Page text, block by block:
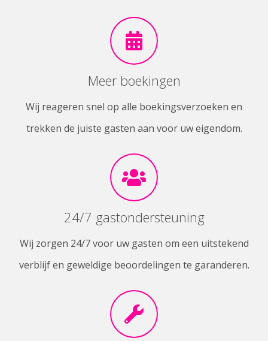
Meer boekingen
Wij reageren snel op alle boekingsverzoeken en
trekken de juiste gasten aan voor uw eigendom.
24/7 gastondersteuning
Wij zorgen 24/7 voor uw gasten om een uitstekend
verblijf en geweldige beoordelingen te garanderen.